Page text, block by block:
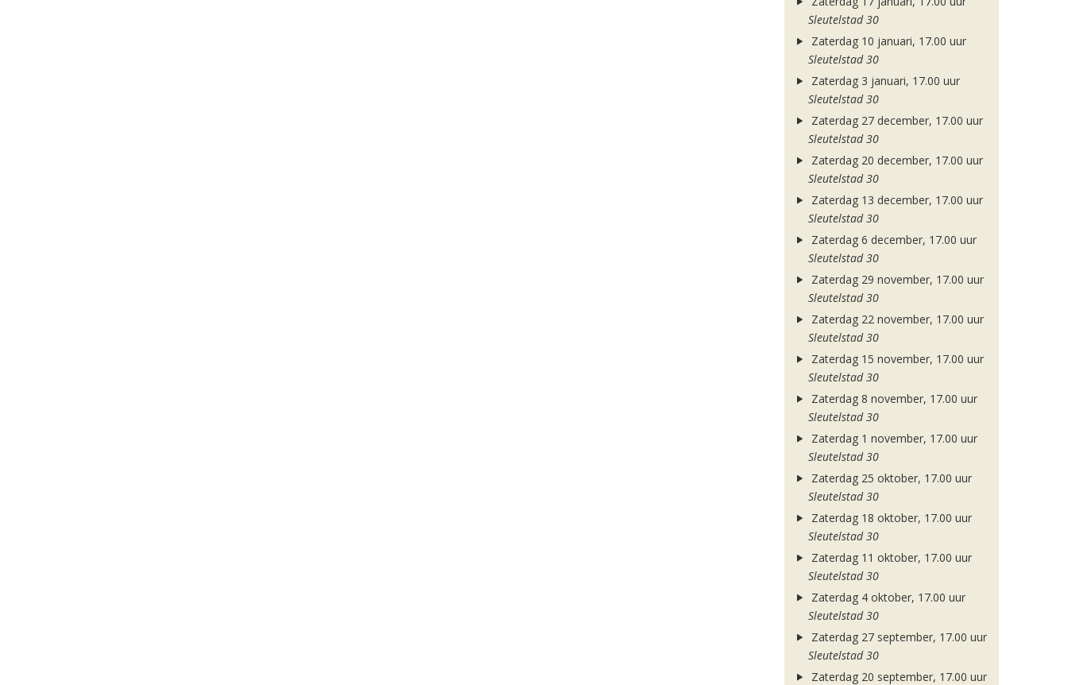
Sleutelstad 30
Zaterdag 10 januari, 17.00 uur
Sleutelstad 30
Zaterdag 3 januari, 17.00 uur
Sleutelstad 30
Zaterdag 27 december, 17.00 uur
Sleutelstad 30
Zaterdag 20 december, 17.00 uur
Sleutelstad 30
Zaterdag 13 december, 17.00 uur
Sleutelstad 30
Zaterdag 6 december, 17.00 uur
Sleutelstad 30
Zaterdag 29 november, 17.00 uur
Sleutelstad 30
Zaterdag 22 november, 17.00 uur
Sleutelstad 30
Zaterdag 15 november, 17.00 uur
Sleutelstad 30
Zaterdag 8 november, 17.00 uur
Sleutelstad 30
Zaterdag 1 november, 17.00 uur
Sleutelstad 30
Zaterdag 25 oktober, 17.00 uur
Sleutelstad 30
Zaterdag 18 oktober, 17.00 uur
Sleutelstad 30
Zaterdag 11 oktober, 17.00 uur
Sleutelstad 30
Zaterdag 4 oktober, 17.00 uur
Sleutelstad 30
Zaterdag 27 september, 17.00 uur
Sleutelstad 30
Zaterdag 20 september, 17.00 uur